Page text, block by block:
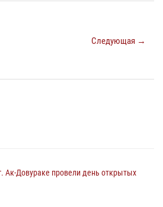
Следующая →
Ак-Довураке провели день открытых